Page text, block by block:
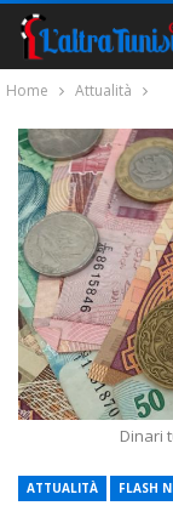
Home Attualità
Dinari
ATTUALITÀ FLASH